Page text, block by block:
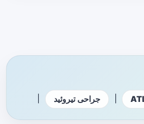
جراحی تیروئید